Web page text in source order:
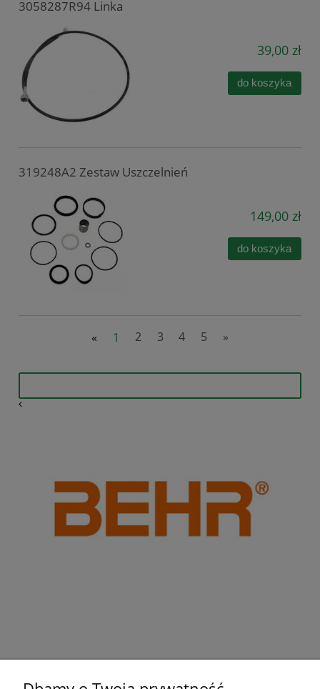
3058287R94 Linka
39,00 zł
do koszyka
319248A2 Zestaw Uszczelnień
149,00 zł
do koszyka
« 1 2 3 4 5 »